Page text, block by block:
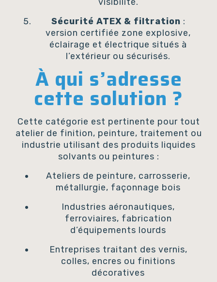
Sécurité ATEX & filtration :
version certifiée zone explosive,
éclairage et électrique situés à
l’extérieur ou sécurisés.
À qui s’adresse
cette solution ?
Cette catégorie est pertinente pour tout
atelier de finition, peinture, traitement ou
industrie utilisant des produits liquides
solvants ou peintures :
Ateliers de peinture, carrosserie,
métallurgie, façonnage bois
Industries aéronautiques,
ferroviaires, fabrication
d’équipements lourds
Entreprises traitant des vernis,
colles, encres ou finitions
décoratives